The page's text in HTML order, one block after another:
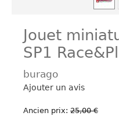
Jouet
SP1
burago
Ajouter un avis
Ancien prix: 25,00 €